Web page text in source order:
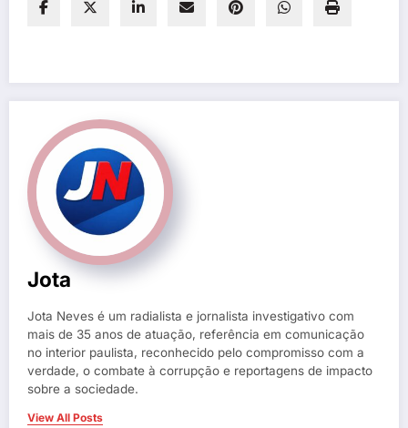
Jota
Jota Neves é um radialista e jornalista investigativo com
mais de 35 anos de atuação, referência em comunicação
no interior paulista, reconhecido pelo compromisso com a
verdade, o combate à corrupção e reportagens de impacto
sobre a sociedade.
View All Posts